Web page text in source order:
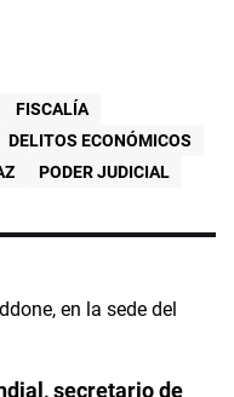
FISCALÍA
DELITOS ECONÓMICOS
PODER JUDICIAL
secretario de